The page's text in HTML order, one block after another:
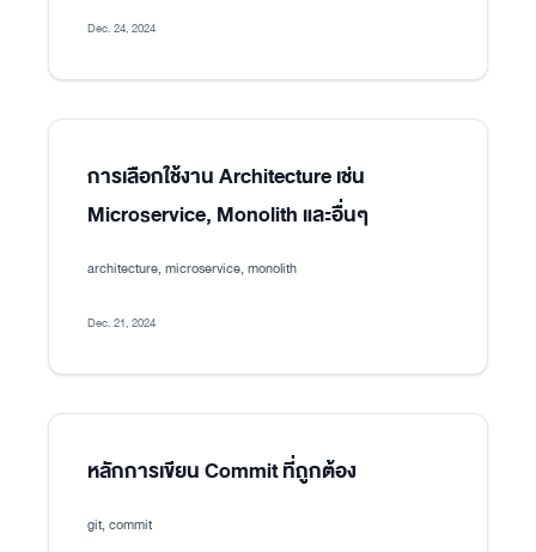
Dec. 24, 2024
การเลือกใช้งาน Architecture เช่น
Microservice, Monolith และอื่นๆ
architecture, microservice, monolith
Dec. 21, 2024
หลักการเขียน Commit ที่ถูกต้อง
git, commit